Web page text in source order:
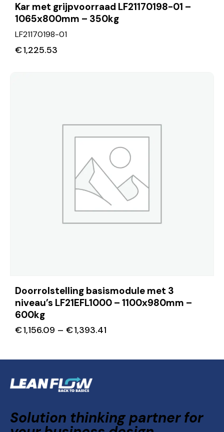
Kar met grijpvoorraad LF21170198-01 –
1065x800mm – 350kg
LF21170198-01
€1,225.53
Doorrolstelling basismodule met 3
niveau’s LF21EFL1000 – 1100x980mm –
600kg
€1,156.09 – €1,393.41
Solution thinking partner for